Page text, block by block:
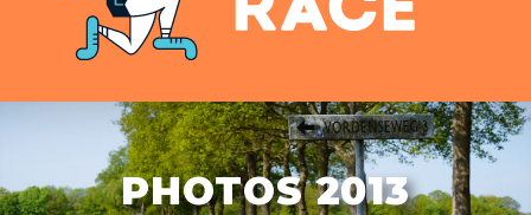
PHOTOS 2013